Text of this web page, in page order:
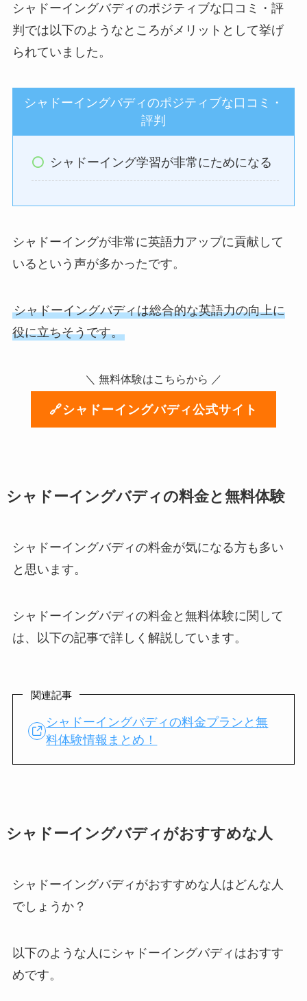
シャドーイングバディのポジティブな口コミ・評
判では以下のようなところがメリットとして挙げ
られていました。
シャドーイングバディのポジティブな口コミ・
評判
シャドーイング学習が非常にためになる
シャドーイングが非常に英語力アップに貢献して
いるという声が多かったです。
シャドーイングバディは総合的な英語力の向上に
役に立ちそうです。
＼ 無料体験はこちらから ／
🔗シャドーイングバディ公式サイト
シャドーイングバディの料金と無料体験
シャドーイングバディの料金が気になる方も多い
と思います。
シャドーイングバディの料金と無料体験に関して
は、以下の記事で詳しく解説しています。
関連記事
シャドーイングバディの料金プランと無
料体験情報まとめ！
シャドーイングバディがおすすめな人
シャドーイングバディがおすすめな人はどんな人
でしょうか？
以下のような人にシャドーイングバディはおすす
めです。